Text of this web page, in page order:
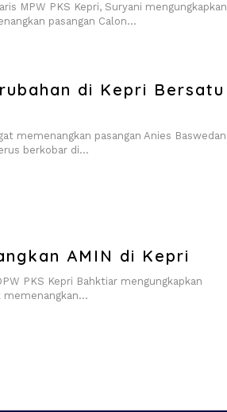
MPW PKS Kepri, Suryani mengungkapkan
pasangan Calon…
di Kepri Bersatu
memenangkan pasangan Anies Baswedan
berkobar di…
AMIN di Kepri
PKS Kepri Bahktiar mengungkapkan
memenangkan…